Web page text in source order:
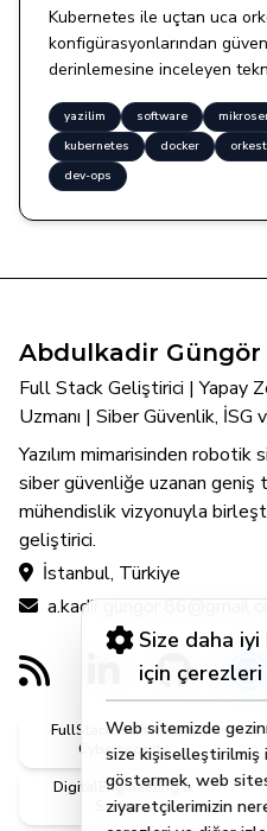
Size daha
için çerezleri
Web sitemizde
size kişiselleştirilmiş
göstermek, web
ziyaretçilerimizin
Kubernetes ile uçtan uca
konfigürasyonlarından
derinlemesine inceleyen
yazilim software
kubernetes
docker
dev-ops
Abdulkadir Güngör
Full Stack Geliştirici | Yapay
Uzmanı | Siber Güvenlik, İSG
Yazılım mimarisinden
siber güvenliğe uzanan geniş
mühendislik vizyonuyla
geliştirici.
İstanbul, Türkiye
FullStack, Software &
Cybersecurity
DigitalEngineering &
Systems